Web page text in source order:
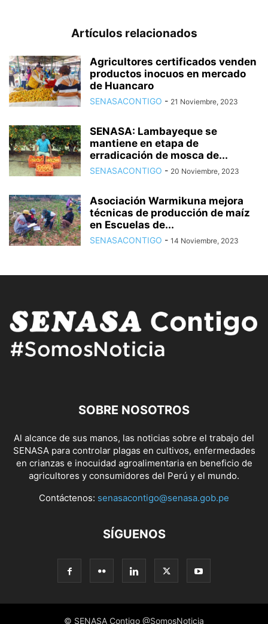
Artículos relacionados
Agricultores certificados venden
productos inocuos en mercado
de Huancaro
SENASACONTIGO - 21 Noviembre, 2023
SENASA: Lambayeque se
mantiene en etapa de
erradicación de mosca de...
SENASACONTIGO - 20 Noviembre, 2023
Asociación Warmikuna mejora
técnicas de producción de maíz
en Escuelas de...
SENASACONTIGO - 14 Noviembre, 2023
SOBRE NOSOTROS
Al alcance de sus manos, las noticias sobre el trabajo del
SENASA para controlar plagas en cultivos, enfermedades
en crianzas e inocuidad agroalimentaria en beneficio de
agricultores y consumidores del Perú y el mundo.
Contáctenos: senasacontigo@senasa.gob.pe
SÍGUENOS
© SENASA Contigo @SomosNoticia